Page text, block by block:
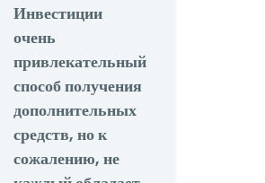
Инвестиции
очень
привлекательный
способ получения
дополнительных
средств, но к
сожалению, не